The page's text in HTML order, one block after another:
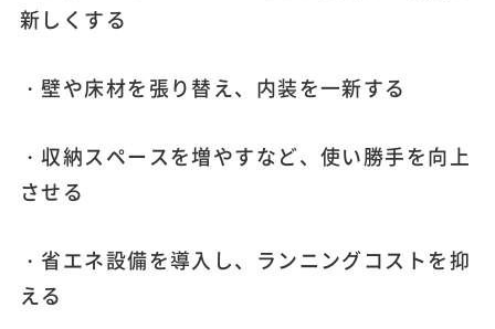
新しくする
・壁や床材を張り替え、内装を一新する
・収納スペースを増やすなど、使い勝手を向上
させる
・省エネ設備を導入し、ランニングコストを抑
える